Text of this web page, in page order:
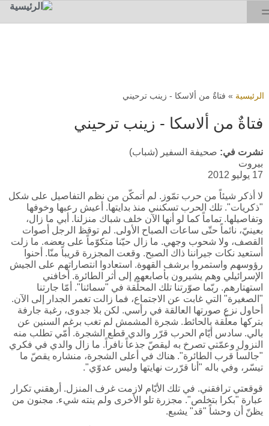
toggle
أنت هنا
الرئيسية » فتاةٌ من ألاسكا - زينب ترحيني
فتاةٌ من ألاسكا - زينب ترحيني
نشرت في: صحيفة السفير (شباب)
بيروت
17 يوليو 2012
لا أذكر شيئاً من حرب تمّوز. لم أتمكّن من نظم التفاصيل على شكل
"ذكريات". تلك الحرب تسكنني منذ بدايتها. أعيش رعبها وخوفها
وتفاصيلها. تماماً كما لو أنها الآن خلف شباك منزلنا. أبي ما زال،
بعينيّ، نائماً حتّى ساعات الصباح الأولى. لم توقظ الرجل أصوات
القصف، ولا شحوب وجهي. ما زال حيّنا متكوّماً على بعضه. ما زلت
أستعيد نكات جيراننا ذاك الصبح. وقعت المجزرة قريباً منّا. أحنوا
رؤوسهم واستمروا برشف القهوة. استعادوا انتصاراتهم على الجيش
الإسرائيلي وهم يشيرون بأصابعهم إلى أثر الطائرة. أخافني
استهتارهم. ربّما صوّرتنا تلك المحلّقة في "سمائنا". أمّا جارتنا
"الصغيرة" التي غابت عن الاجتماع، فما زالت تغمر الجدار إلى الآن.
أحاول نزع صورتها العالقة في رأسي. لكن بلا جدوى، رغبة جارفة
بتركها معلّقة بالحائط. شجرة المشمش لم تغب برغم السنين عن
بالي. سادس أيّام الحرب قرّر والدي قطع الشجرة. أمّي تطلب منه
النزول وعمّتي تصرخ به ليقصّ جذعاً نافراً. ما زال والدي في فكري
"جالساً قرب الطائرة". هناك في أعلى الشجرة، منشاره يقصّ ما
تيسّر، وفي باله "أنا قرّرت نهايتها وليس عدوّي".
قوقعتي ترافقني. في تلك الأيّام لازمت غرف المنزل. أرهقني تكرار
عبارة "بكرا بتخلص". مجزرة تلو الأخرى ولم ينته شيء. مجنون من
يظنّ أن وحشاً "قد" يشبع.